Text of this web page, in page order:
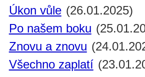
Úkon vůle (26.01.2025)
Po našem boku
Znovu a znovu
Všechno zaplatí